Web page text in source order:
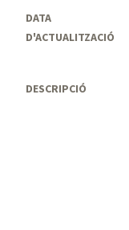
DATA
D'ACTUALITZACIÓ
DESCRIPCIÓ